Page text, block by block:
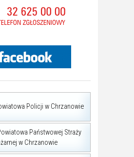
Policji w Chrzanowie
Państwowej Straży
w Chrzanowie